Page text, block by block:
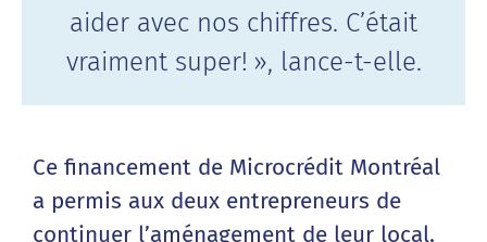
aider avec nos chiffres. C’était
vraiment super! », lance-t-elle.
Ce financement de Microcrédit Montréal
a permis aux deux entrepreneurs de
continuer l’aménagement de leur local.